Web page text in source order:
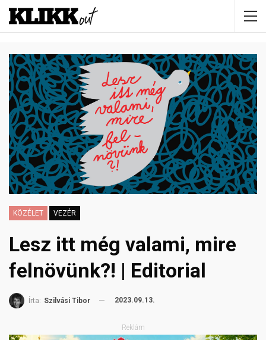
KÖZÉLET VEZÉR
Lesz itt még valami, mire
felnövünk?! | Editorial
Írta: Szilvási Tibor 2023.09.13.
Reklám